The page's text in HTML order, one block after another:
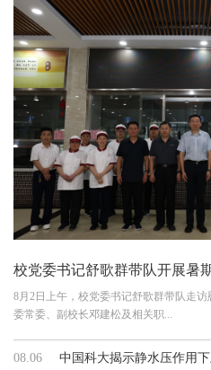
校党委书记舒歌群带队开展暑
8月2日上午，校党委书记舒歌群带队走
委常委、副校长邓建松及相关职...
08.06 中国科大揭示静水压作用下